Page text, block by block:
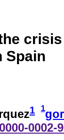
Spain
1 1
0002-